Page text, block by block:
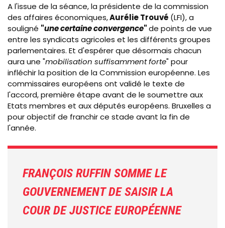
A l'issue de la séance, la présidente de la commission
des affaires économiques,Aurélie Trouvé (LFI), a
souligné "une certaine convergence"de points de vue
entre les syndicats agricoles et les différents groupes
parlementaires. Et d'espérer que désormais chacun
aura une "mobilisation suffisamment forte" pour
infléchir la position de la Commission européenne. Les
commissaires européens ont validé le texte de
l'accord, première étape avant de le soumettre aux
Etats membres et aux députés européens. Bruxelles a
pour objectif de franchir ce stade avant la fin de
l'année.
FRANÇOIS RUFFIN SOMME LE
GOUVERNEMENT DE SAISIR LA
COUR DE JUSTICE EUROPÉENNE